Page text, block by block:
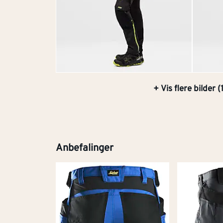
+ Vis flere bilder
Anbefalinger